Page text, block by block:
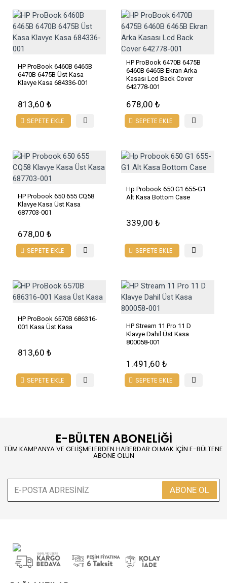
HP ProBook 6460B 6465B
6470B 6475B Üst Kasa
Klavye Kasa 684336-001
813,60 ₺
SEPETE EKLE
HP ProBook 6470B 6475B
6460B 6465B Ekran Arka
Kasası Lcd Back Cover
642778-001
678,00 ₺
SEPETE EKLE
HP Probook 650 655 CQ58
Klavye Kasa Üst Kasa
687703-001
678,00 ₺
SEPETE EKLE
Hp Probook 650 G1 655-G1
Alt Kasa Bottom Case
339,00 ₺
SEPETE EKLE
HP ProBook 6570B 686316-
001 Kasa Üst Kasa
813,60 ₺
SEPETE EKLE
HP Stream 11 Pro 11 D
Klavye Dahil Üst Kasa
800058-001
1.491,60 ₺
SEPETE EKLE
E-BÜLTEN ABONELİĞİ
TÜM KAMPANYA VE GELİŞMELERDEN HABERDAR OLMAK İÇİN E-BÜLTENE
ABONE OLUN
ABONE OL